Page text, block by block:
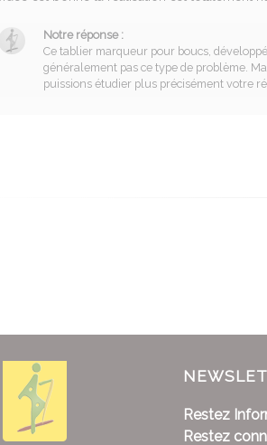
Notre réponse :
Ce tablier marqueur pour boucs,
généralement pas ce type de problème.
puissions étudier plus précisément votre
Restez
Restez